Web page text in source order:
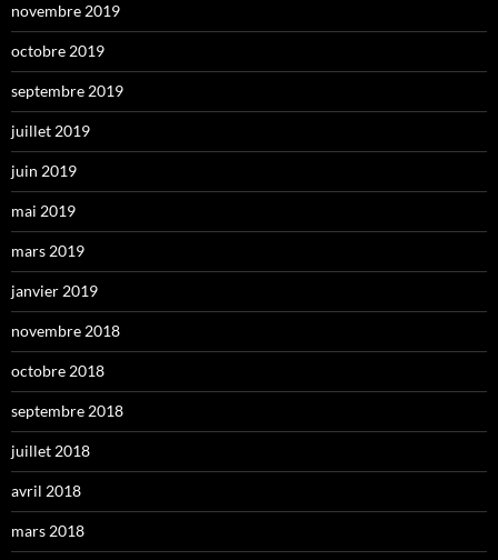
novembre 2019
octobre 2019
septembre 2019
juillet 2019
juin 2019
mai 2019
mars 2019
janvier 2019
novembre 2018
octobre 2018
septembre 2018
juillet 2018
avril 2018
mars 2018